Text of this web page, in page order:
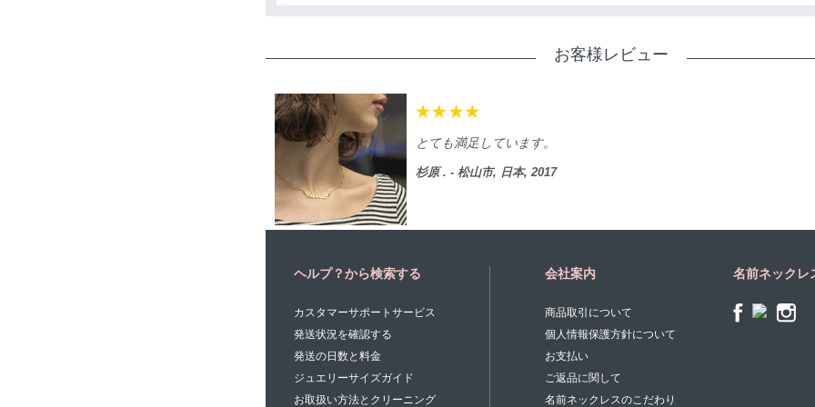
お客様レビュー
ヘルプ？から検索する
カスタマーサポートサービス
発送状況を確認する
発送の日数と料金
ジュエリーサイズガイド
お取扱い方法とクリーニング
会社案内
商品取引について
個人情報保護方針について
お支払い
ご返品に関して
名前ネックレスのこだわり
名前ネックレ